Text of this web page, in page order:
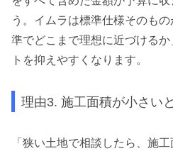
う。イムラは標準仕様そのも
準でどこまで理想に近づける
トを抑えやすくなります。
理由3. 施工面積が小さい
「狭い土地で相談したら、施